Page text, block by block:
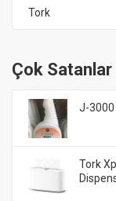
Tork
Çok Satanlar
J-3000
Tork